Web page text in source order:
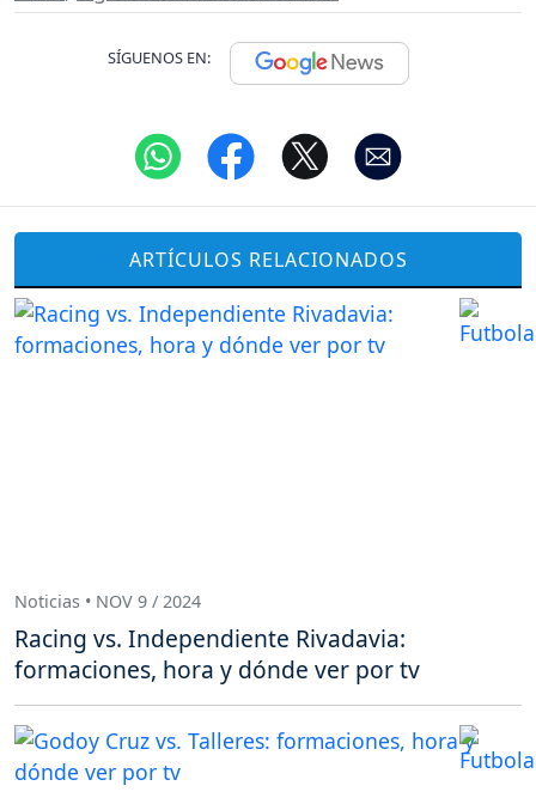
SÍGUENOS EN:
ARTÍCULOS RELACIONADOS
Noticias • NOV 9 / 2024
Racing vs. Independiente Rivadavia:
formaciones, hora y dónde ver por tv